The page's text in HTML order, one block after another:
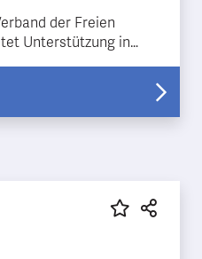
der Freien
Unterstützung in